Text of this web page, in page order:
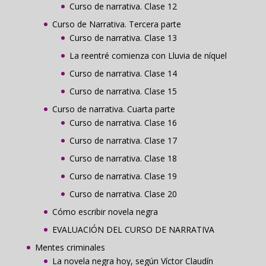
Curso de narrativa. Clase 12
Curso de Narrativa. Tercera parte
Curso de narrativa. Clase 13
La reentré comienza con Lluvia de níquel
Curso de narrativa. Clase 14
Curso de narrativa. Clase 15
Curso de narrativa. Cuarta parte
Curso de narrativa. Clase 16
Curso de narrativa. Clase 17
Curso de narrativa. Clase 18
Curso de narrativa. Clase 19
Curso de narrativa. Clase 20
Cómo escribir novela negra
EVALUACIÓN DEL CURSO DE NARRATIVA
Mentes criminales
La novela negra hoy, según Víctor Claudín